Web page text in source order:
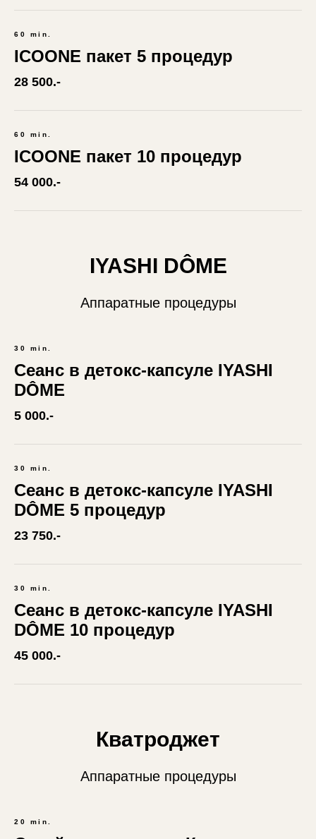
60 min.
ICOONE пакет 5 процедур
28 500.-
60 min.
ICOONE пакет 10 процедур
54 000.-
IYASHI DÔME
Аппаратные процедуры
30 min.
Сеанс в детокс-капсуле IYASHI
DÔME
5 000.-
30 min.
Сеанс в детокс-капсуле IYASHI
DÔME 5 процедур
23 750.-
30 min.
Сеанс в детокс-капсуле IYASHI
DÔME 10 процедур
45 000.-
Кватроджет
Аппаратные процедуры
20 min.